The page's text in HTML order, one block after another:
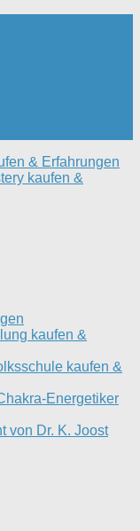
& Erfahrungen
kaufen &
kaufen &
kaufen &
Energetiker
von Dr. K. Joost